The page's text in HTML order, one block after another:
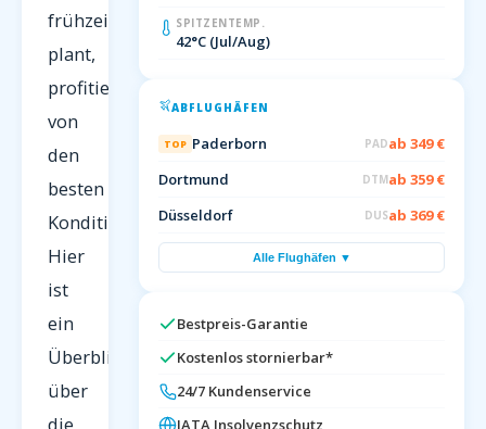
frühzeitig
plant,
profitiert
von
den
besten
Konditionen.
Hier
ist
ein
Überblick
über
SPITZENTEMP.
42°C (Jul/Aug)
ABFLUGHÄFEN
TOP Paderborn PADab 349 €
Dortmund
DTMab 359 €
Düsseldorf
DUSab 369 €
Alle Flughäfen ▼
Bestpreis-Garantie
Kostenlos stornierbar*
24/7 Kundenservice
IATA Insolvenzschutz